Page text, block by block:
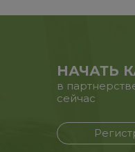
НАЧАТЬ
в
сейчас